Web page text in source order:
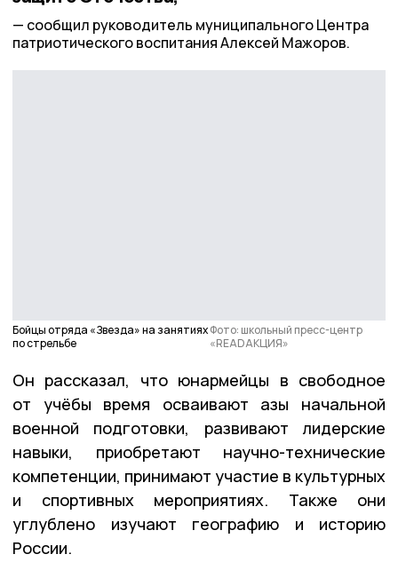
сообщил руководитель муниципального Центра
патриотического воспитания Алексей Мажоров.
Бойцы отряда «Звезда» на занятиях
по стрельбе
Фото: школьный пресс-центр
«READAКЦИЯ»
Он рассказал, что юнармейцы в свободное
от учёбы время осваивают азы начальной
военной подготовки, развивают лидерские
навыки, приобретают научно-технические
компетенции, принимают участие в культурных
и спортивных мероприятиях. Также они
углублено изучают географию и историю
России.